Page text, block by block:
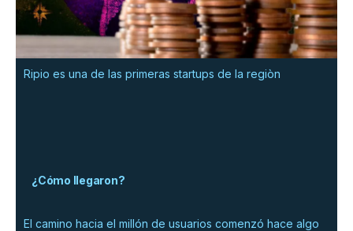
Ripio es una de las primeras startups de la regiòn
¿Cómo llegaron?
El camino hacia el millón de usuarios comenzó hace algo